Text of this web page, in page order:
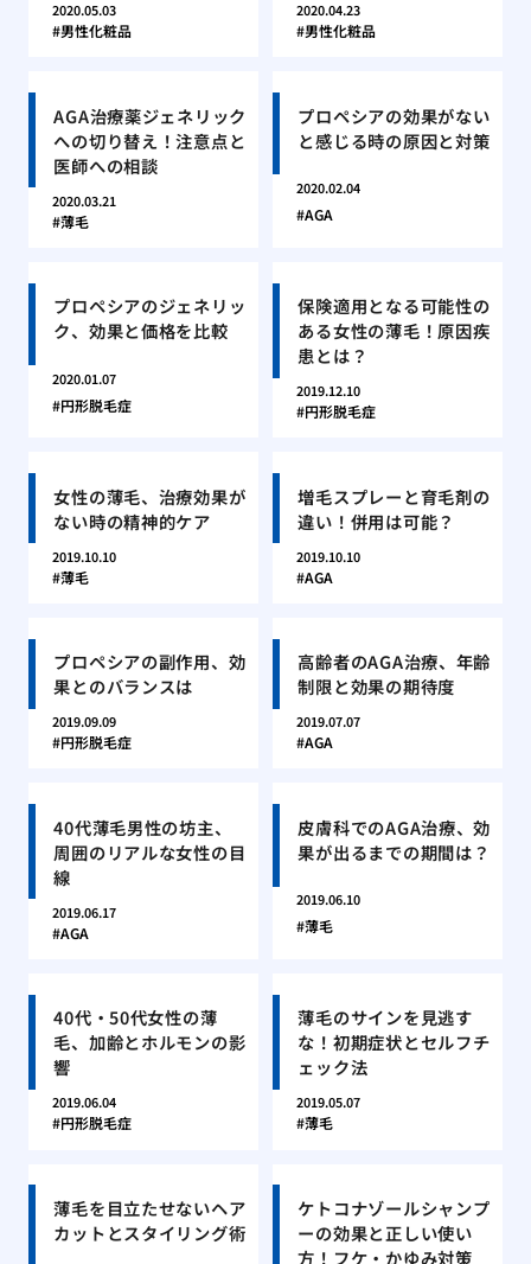
2020.05.03
男性化粧品
2020.04.23
男性化粧品
AGA治療薬ジェネリック
への切り替え！注意点と
医師への相談
2020.03.21
薄毛
プロペシアの効果がない
と感じる時の原因と対策
2020.02.04
AGA
プロペシアのジェネリッ
ク、効果と価格を比較
2020.01.07
円形脱毛症
保険適用となる可能性の
ある女性の薄毛！原因疾
患とは？
2019.12.10
円形脱毛症
女性の薄毛、治療効果が
ない時の精神的ケア
2019.10.10
薄毛
増毛スプレーと育毛剤の
違い！併用は可能？
2019.10.10
AGA
プロペシアの副作用、効
果とのバランスは
2019.09.09
円形脱毛症
高齢者のAGA治療、年齢
制限と効果の期待度
2019.07.07
AGA
40代薄毛男性の坊主、
周囲のリアルな女性の目
線
2019.06.17
AGA
皮膚科でのAGA治療、効
果が出るまでの期間は？
2019.06.10
薄毛
40代・50代女性の薄
毛、加齢とホルモンの影
響
2019.06.04
円形脱毛症
薄毛のサインを見逃す
な！初期症状とセルフチ
ェック法
2019.05.07
薄毛
薄毛を目立たせないヘア
カットとスタイリング術
ケトコナゾールシャンプ
ーの効果と正しい使い
方！フケ・かゆみ対策